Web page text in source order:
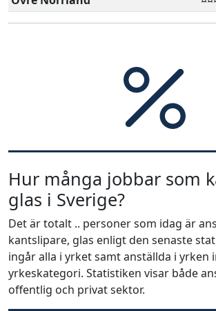
Hur många jobbar som
glas i Sverige?
Det är totalt .. personer som idag är
kantslipare, glas enligt den senaste
ingår alla i yrket samt anställda i yrken
yrkeskategori. Statistiken visar både
offentlig och privat sektor.